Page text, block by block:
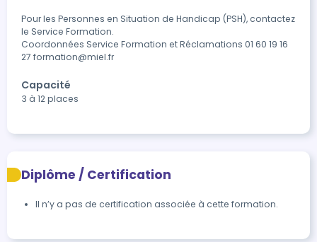
Pour les Personnes en Situation de Handicap (PSH), contactez
le Service Formation.
Coordonnées Service Formation et Réclamations 01 60 19 16
27 formation@miel.fr
Capacité
3 à 12 places
Diplôme / Certification
Il n’y a pas de certification associée à cette formation.